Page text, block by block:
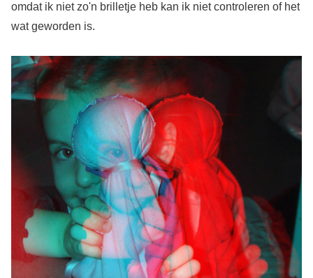
omdat ik niet zo'n brilletje heb kan ik niet controleren of het
wat geworden is.